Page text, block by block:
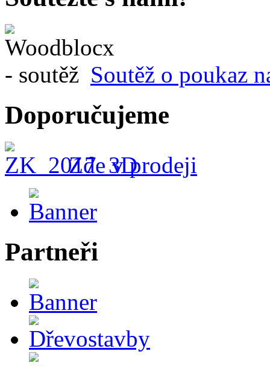
Soutěž o poukaz
Doporučujeme
Zde v prodeji
Partneři